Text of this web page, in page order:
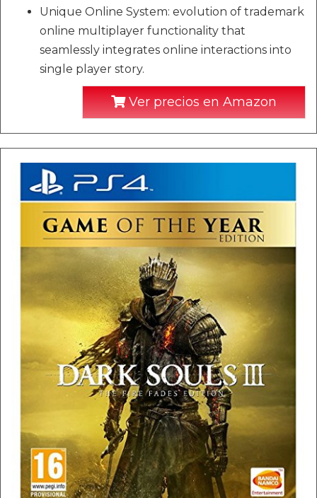
Unique Online System: evolution of trademark
online multiplayer functionality that
seamlessly integrates online interactions into
single player story.
Ver precios en Amazon